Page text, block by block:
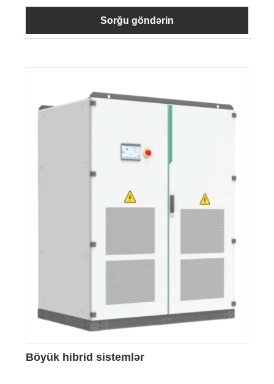
Sorğu göndərin
Böyük hibrid sistemlər